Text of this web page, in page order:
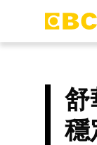
舒
穩